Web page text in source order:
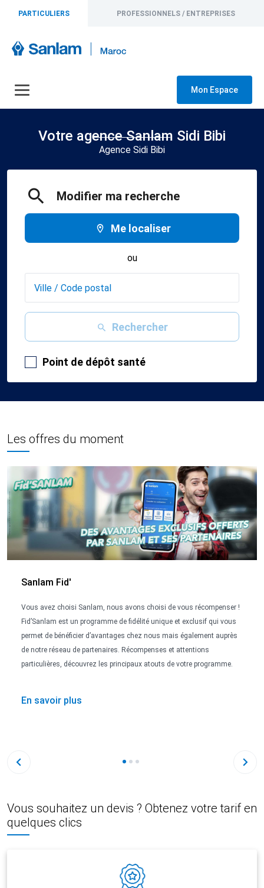
PARTICULIERS PROFESSIONNELS / ENTREPRISES
Mon Espace
Votre agence Sanlam Sidi Bibi
Agence Sidi Bibi
Modifier ma recherche
Me localiser
ou
Rechercher
Point de dépôt santé
Les offres du moment
Sanlam Fid'
Vous avez choisi Sanlam, nous avons choisi de vous récompenser !
Fid’Sanlam est un programme de fidélité unique et exclusif qui vous
permet de bénéficier d’avantages chez nous mais également auprès
de notre réseau de partenaires. Récompenses et attentions
particulières, découvrez les principaux atouts de votre programme.
En savoir plus
Vous souhaitez un devis ? Obtenez votre tarif en
quelques clics